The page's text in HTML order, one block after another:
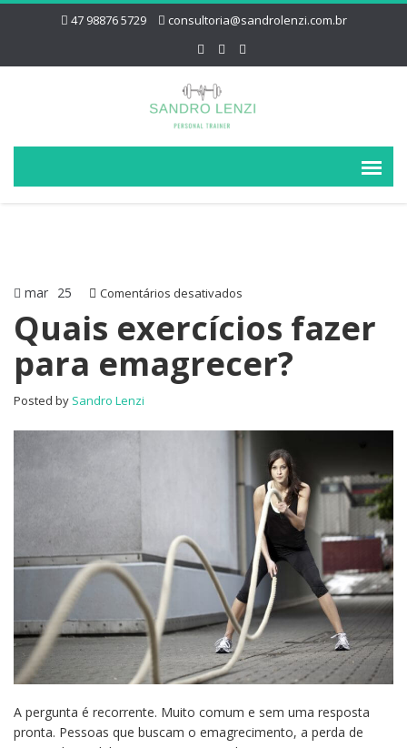
47 98876 5729 consultoria@sandrolenzi.com.br
mar 25 Comentários desativados
exercícios
para
Quais exercícios fazer
para emagrecer?
Posted by Sandro Lenzi
A pergunta é recorrente. Muito comum e sem uma resposta
pronta. Pessoas que buscam o emagrecimento, a perda de